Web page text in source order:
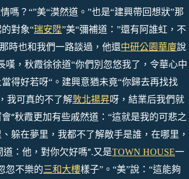
嗎？“”美“漠然道。”也是“建興帶回想狀”那
對象“瑞安陞”美“彌補道：”還有阿誰虹，不
時也和我們一路談過，他還中研公園華廈說
，秋霞徐徐道“你們別忽悠我了，令華心中
得好若呀“。 建興意猶未竟“你歸去再找找
我可真的不了解敦北揚昇呀，結業后我們就
“秋霞更加有些戚然道： “這就是我的可悲之
躲在夢里，我都不了解敵手是誰，在哪里，
道：他，對你欠好嗎”.又是TOWN HOUSE一
忽不樂的三和大樓樣子”。“美”說：“這能夠